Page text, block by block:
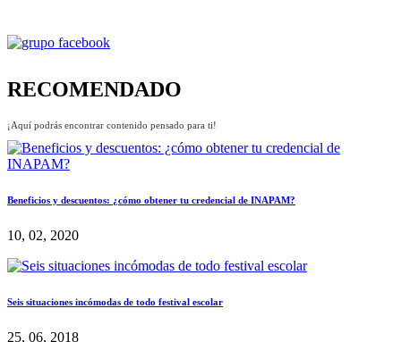
RECOMENDADO
¡Aquí podrás encontrar contenido pensado para ti!
Beneficios y descuentos: ¿cómo obtener tu credencial de INAPAM?
10, 02, 2020
Seis situaciones incómodas de todo festival escolar
25, 06, 2018